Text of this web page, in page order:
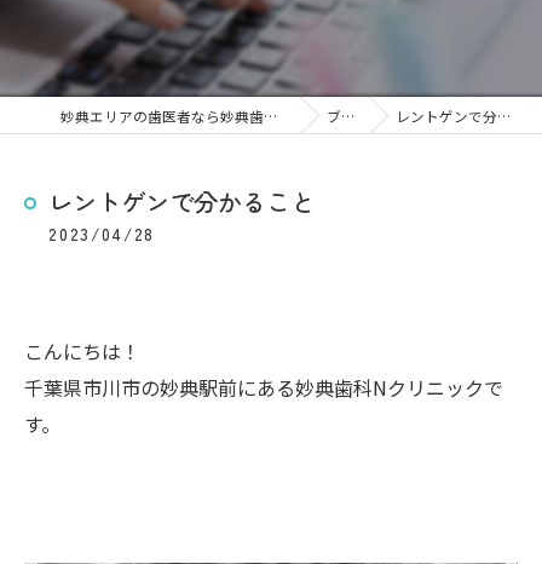
妙典エリアの歯医者なら妙典歯科Nクリニック ブログ レントゲンで分かること
レントゲンで分かること
2023/04/28
こんにちは！
千葉県市川市の妙典駅前にある妙典歯科Nクリニックで
す。